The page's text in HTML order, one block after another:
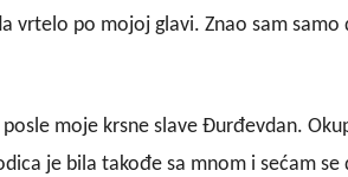
vrtelo po mojoj glavi. Znao sam samo
moje krsne slave Đurđevdan.
je bila takođe sa mnom i sećam se